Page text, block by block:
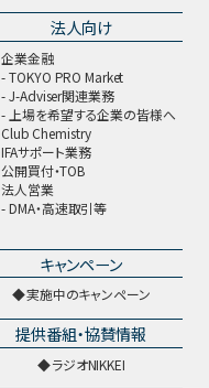
法人向け
企業金融
TOKYO PRO Market
J-Adviser関連業務
上場を希望する企業の皆様へ
Club Chemistry
IFAサポート業務
公開買付・TOB
法人営業
DMA・高速取引等
キャンペーン
実施中のキャンペーン
提供番組・協賛情報
ラジオNIKKEI